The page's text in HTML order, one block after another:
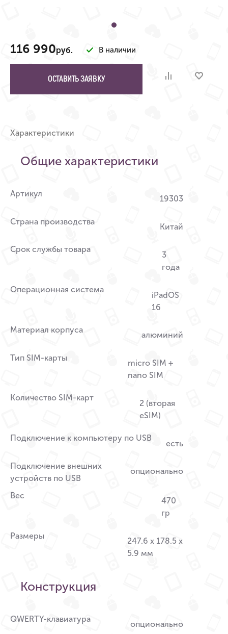
116 990руб. В наличии
ОСТАВИТЬ ЗАЯВКУ
Характеристики
Общие характеристики
Артикул
19303
Страна производства
Китай
Срок службы товара
3
года
Операционная система
iPadOS
16
Материал корпуса
алюминий
Тип SIM-карты
micro SIM +
nano SIM
Количество SIM-карт
2 (вторая
eSIM)
Подключение к компьютеру по USB
есть
Подключение внешних
устройств по USB
опционально
Вес
470
гр
Размеры
247.6 x 178.5 x
5.9 мм
Конструкция
QWERTY-клавиатура
опционально